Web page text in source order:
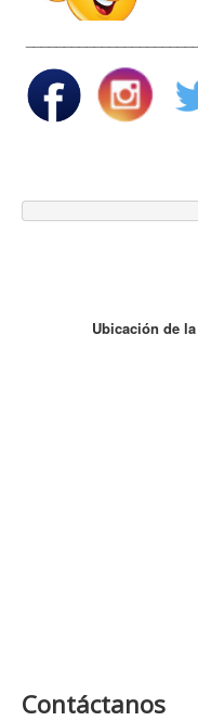
Gestión del Talento
Derechos
Transparencia
Participa
Ubicación de
Contáctanos